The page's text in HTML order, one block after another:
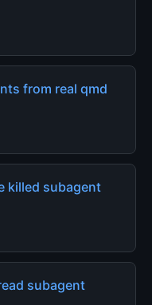
from real qmd
killed subagent
subagent